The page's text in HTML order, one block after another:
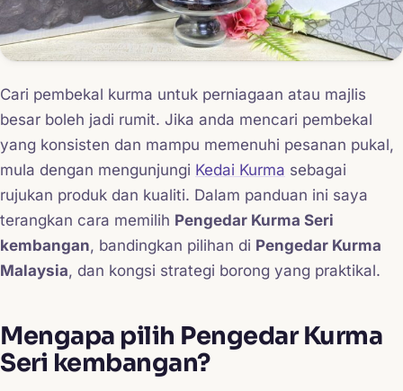
Cari pembekal kurma untuk perniagaan atau majlis
besar boleh jadi rumit. Jika anda mencari pembekal
yang konsisten dan mampu memenuhi pesanan pukal,
mula dengan mengunjungi Kedai Kurma sebagai
rujukan produk dan kualiti. Dalam panduan ini saya
terangkan cara memilih Pengedar Kurma Seri
kembangan, bandingkan pilihan di Pengedar Kurma
Malaysia, dan kongsi strategi borong yang praktikal.
Mengapa pilih Pengedar Kurma
Seri kembangan?